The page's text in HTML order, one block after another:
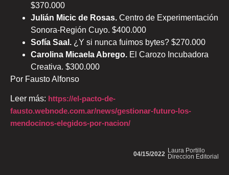
$370.000
Julián Micic de Rosas. Centro de Experimentación
Sonora-Región Cuyo. $400.000
Sofía Saal. ¿Y si nunca fuimos bytes? $270.000
Carolina Micaela Abrego. El Carozo Incubadora
Creativa. $300.000
Por Fausto Alfonso
Leer más: https://el-pacto-de-
fausto.webnode.com.ar/news/gestionar-futuro-los-
mendocinos-elegidos-por-nacion/
Laura Portillo
Direccion Editorial
04/15/2022